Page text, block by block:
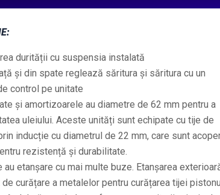
durității cu suspensia instalată
și din spate reglează săritura și săritura cu un
control pe unitate
și amortizoarele au diametre de 62 mm pentru a
uleiului. Aceste unități sunt echipate cu tije de
inducție cu diametrul de 22 mm, care sunt
rezistență și durabilitate.
au etanșare cu mai multe buze. Etanșarea
curățare a metalelor pentru curățarea tijei